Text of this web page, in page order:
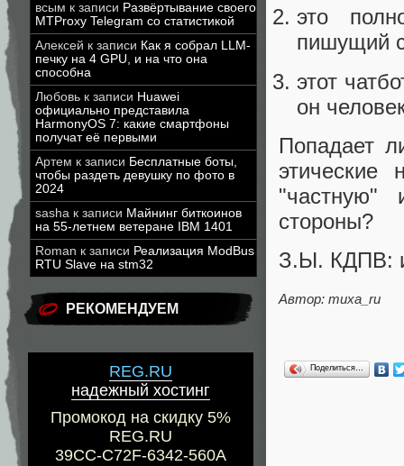
всым к записи Развёртывание своего
MTProxy Telegram со статистикой
Алексей к записи Как я собрал LLM-
печку на 4 GPU, и на что она
способна
Любовь к записи Huawei
официально представила
HarmonyOS 7: какие смартфоны
получат её первыми
Артем к записи Бесплатные боты,
чтобы раздеть девушку по фото в
2024
sasha к записи Майнинг биткоинов
на 55-летнем ветеране IBM 1401
Roman к записи Реализация ModBus
RTU Slave на stm32
РЕКОМЕНДУЕМ
REG.RU
надежный хостинг
Промокод на скидку 5%
REG.RU
39CC-C72F-6342-560A
это
пишущий
этот
он
Попадает
"частную"
стороны?
З.Ы. КДПВ:
Автор: muxa_ru
Поделиться…